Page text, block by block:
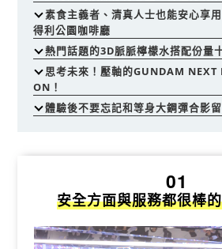
素食主義者、清真人士也能安心享
得利公園咖啡廳
熱門話題的3D脈脈檸檬水搭配份量
思考未來！壓軸的GUNDAM NEXT
ON！
體驗後不要忘記和等身大鋼彈合影留
01
安全方面與服務都很棒